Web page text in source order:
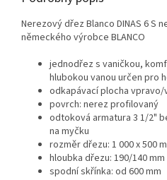
Nerezový dřez Blanco DINAS 6 S
německého výrobce BLANCO
jednodřez s vaničkou,
hlubokou vanou určen pro
odkapávací plocha
povrch: nerez profilovaný
odtoková armatura 3 1/2"
na myčku
rozměr dřezu: 1 000 x 500
hloubka dřezu: 190/140 mm
spodní skřínka: od 600 mm